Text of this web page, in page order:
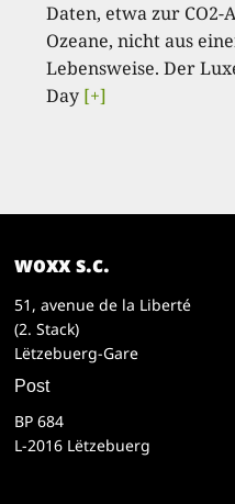
Daten, etwa zur
Ozeane, nicht aus
Lebensweise. Der
Day [+]
woxx s.c.
51, avenue de la Liberté
(2. Stack)
Lëtzebuerg-Gare
Post
BP 684
L-2016 Lëtzebuerg